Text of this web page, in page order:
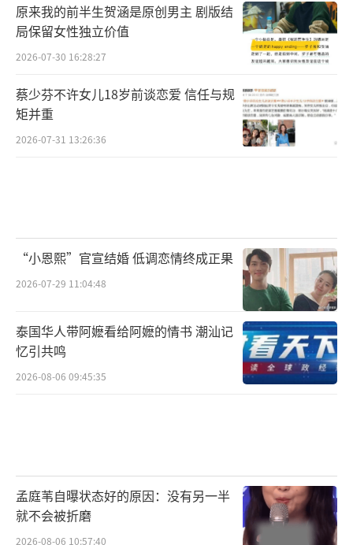
原来我的前半生贺涵是原创男主 剧版结
局保留女性独立价值
2026-07-30 16:28:27
蔡少芬不许女儿18岁前谈恋爱 信任与规
矩并重
2026-07-31 13:26:36
“小恩熙”官宣结婚 低调恋情终成正果
2026-07-29 11:04:48
泰国华人带阿嬷看给阿嬷的情书 潮汕记
忆引共鸣
2026-08-06 09:45:35
孟庭苇自曝状态好的原因：没有另一半
就不会被折磨
2026-08-06 10:57:40